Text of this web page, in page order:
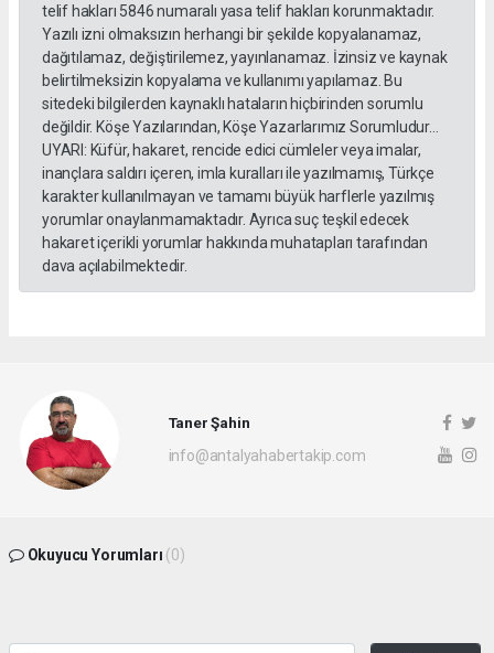
telif hakları 5846 numaralı yasa telif hakları korunmaktadır.
Yazılı izni olmaksızın herhangi bir şekilde kopyalanamaz,
dağıtılamaz, değiştirilemez, yayınlanamaz. İzinsiz ve kaynak
belirtilmeksizin kopyalama ve kullanımı yapılamaz. Bu
sitedeki bilgilerden kaynaklı hataların hiçbirinden sorumlu
değildir. Köşe Yazılarından, Köşe Yazarlarımız Sorumludur...
UYARI: Küfür, hakaret, rencide edici cümleler veya imalar,
inançlara saldırı içeren, imla kuralları ile yazılmamış, Türkçe
karakter kullanılmayan ve tamamı büyük harflerle yazılmış
yorumlar onaylanmamaktadır. Ayrıca suç teşkil edecek
hakaret içerikli yorumlar hakkında muhatapları tarafından
dava açılabilmektedir.
Taner Şahin
info@antalyahabertakip.com
Okuyucu Yorumları (0)